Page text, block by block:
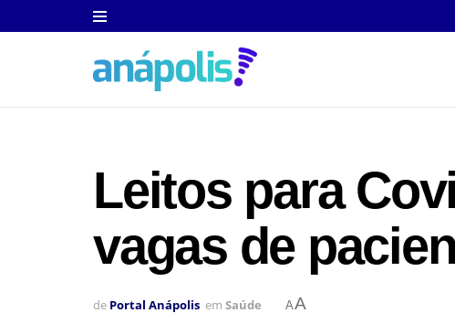
Leitos para
vagas de
de Portal Anápolis em Saúde AA